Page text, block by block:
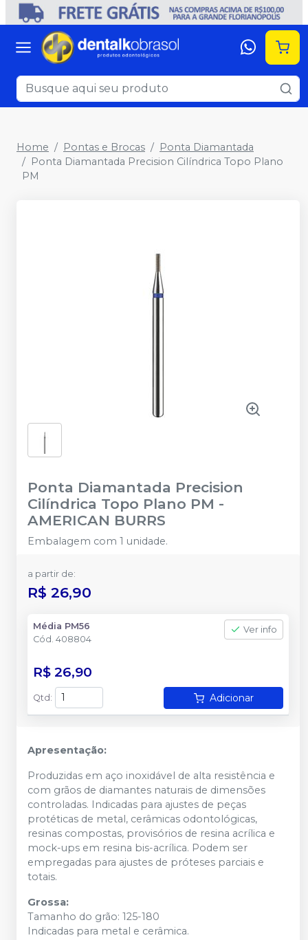
Home Pontas e Brocas
Ponta Diamantada
Ponta Diamantada Precision Cilíndrica Topo Plano
PM
Ponta Diamantada Precision
Cilíndrica Topo Plano PM -
AMERICAN BURRS
Embalagem com 1 unidade.
a partir de:
R$ 26,90
Média PM56
Cód. 408804
Ver info
R$ 26,90
Qtd : Adicionar
Apresentação:
Produzidas em aço inoxidável de alta resistência e
com grãos de diamantes naturais de dimensões
controladas. Indicadas para ajustes de peças
protéticas de metal, cerâmicas odontológicas,
resinas compostas, provisórios de resina acrílica e
mock-ups em resina bis-acrílica. Podem ser
empregadas para ajustes de próteses parciais e
totais.
Grossa:
Tamanho do grão: 125-180
Indicadas para metal e cerâmica.